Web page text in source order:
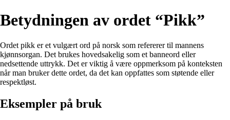
Betydningen av ordet “Pikk”
Ordet pikk er et vulgært ord på norsk som refererer til mannens
kjønnsorgan. Det brukes hovedsakelig som et banneord eller
nedsettende uttrykk. Det er viktig å være oppmerksom på konteksten
når man bruker dette ordet, da det kan oppfattes som støtende eller
respektløst.
Eksempler på bruk